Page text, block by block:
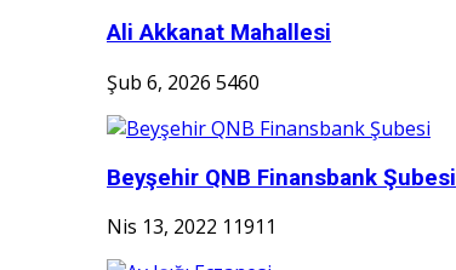
Ali Akkanat Mahallesi
Şub 6, 2026 5460
Beyşehir QNB Finansbank Şubesi
Nis 13, 2022 11911